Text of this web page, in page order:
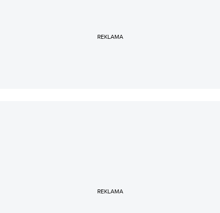
REKLAMA
REKLAMA